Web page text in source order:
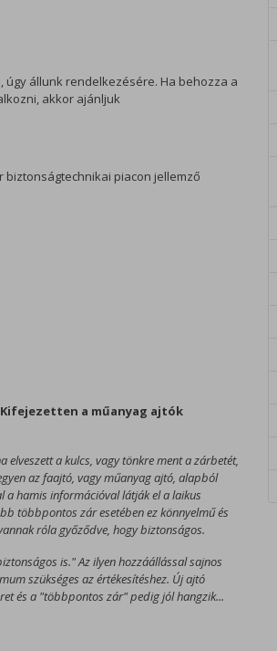
állunk rendelkezésére. Ha behozza a
akkor ajánljuk
piacon jellemző
a műanyag ajtók
elveszett a kulcs, vagy tönkre ment a zárbetét,
az faajtó, vagy műanyag ajtó, alapból
a hamis információval látják el a laikus
többpontos zár esetében ez könnyelmű és
róla győződve, hogy biztonságos.
is." Az ilyen hozzáállással sajnos
szükséges az értékesítéshez. Új ajtó
és a "többpontos zár" pedig jól hangzik...
szokásait.